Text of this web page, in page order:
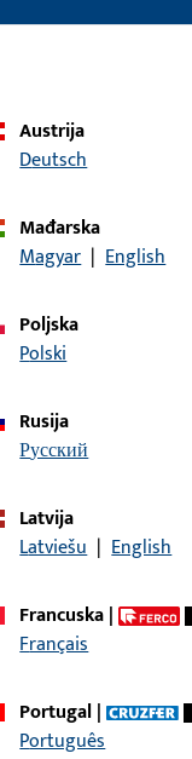
biste
Austrija
Deutsch
Mađarska
Magyar | English
Poljska
Polski
Rusija
русский
Latvija
Latviešu | English
Francuska|
Français
Portugal|
Português